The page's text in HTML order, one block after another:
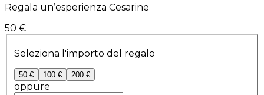
Regala un’esperienza Cesarine
50 €
Seleziona l'importo del regalo
50 € 100 € 200 €
oppure